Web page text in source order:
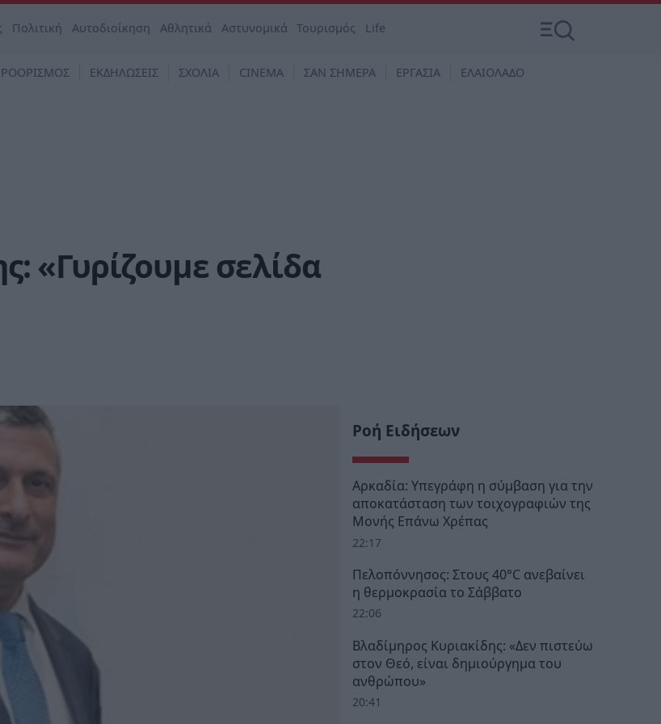
Πολιτική Αυτοδιοίκηση Αθλητικά Αστυνομικά Τουρισμός Life
ΕΚΔΗΛΩΣΕΙΣ ΣΧΟΛΙΑ CINEMA ΣΑΝ ΣΗΜΕΡΑ ΕΡΓΑΣΙΑ ΕΛΑΙΟΛΑΔΟ
«Γυρίζουμε σελίδα
Ροή Ειδήσεων
Αρκαδία: Υπεγράφη η σύμβαση για την
αποκατάσταση των τοιχογραφιών της
Μονής Επάνω Χρέπας
22:17
Πελοπόννησος: Στους 40°C ανεβαίνει
η θερμοκρασία το Σάββατο
22:06
Βλαδίμηρος Κυριακίδης: «Δεν πιστεύω
στον Θεό, είναι δημιούργημα του
ανθρώπου»
20:41